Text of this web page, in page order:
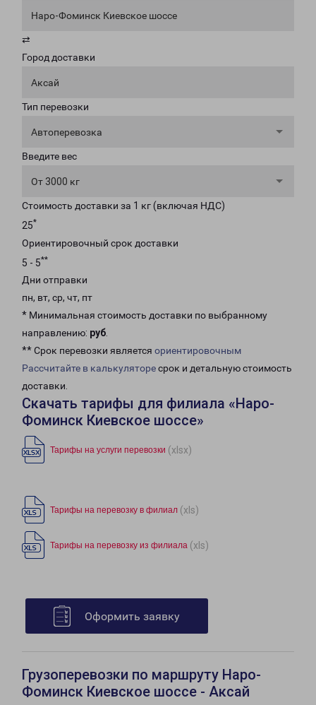
Наро-Фоминск Киевское шоссе
⇄
Город доставки
Аксай
Тип перевозки
Автоперевозка
Введите вес
От 3000 кг
Стоимость доставки за 1 кг (включая НДС)
25*
Ориентировочный срок доставки
5 - 5**
Дни отправки
пн, вт, ср, чт, пт
* Минимальная стоимость доставки по выбранному
направлению: руб.
** Срок перевозки является ориентировочным
Рассчитайте в калькуляторесрок и детальную стоимость
доставки.
Скачать тарифы для филиала «Наро-
Фоминск Киевское шоссе»
Тарифы на услуги перевозки (xlsx)
Тарифы на перевозку в филиал (xls)
Тарифы на перевозку из филиала (xls)
Оформить заявку
Грузоперевозки по маршруту Наро-
Фоминск Киевское шоссе - Аксай